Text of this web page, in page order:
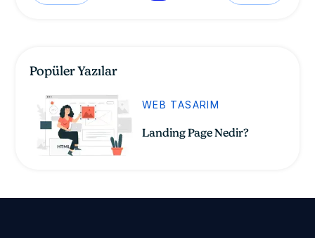
Popüler Yazılar
WEB TASARIM
Landing Page Nedir?